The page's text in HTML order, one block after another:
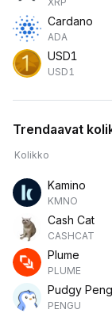
Cardano
ADA
USD1
USD1
Trendaavat
Kolikko
Kamino
KMNO
Cash Cat
CASHCAT
Plume
PLUME
Pudgy
PENGU